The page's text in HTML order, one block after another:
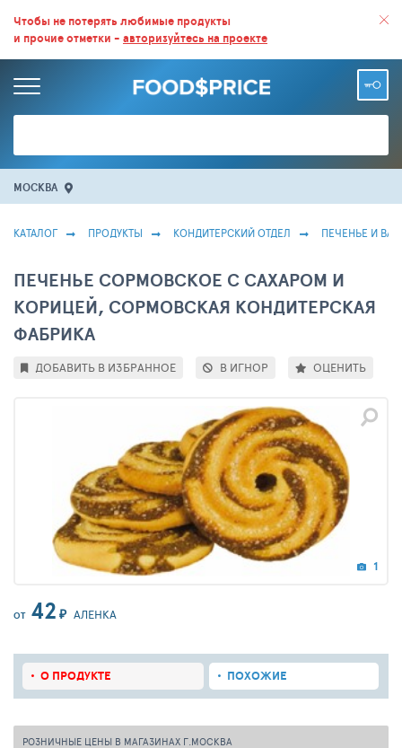
ВСЕ СКИДКИ И ВЫГОДНЫЕ ЦЕНЫ НА ПРОДУКТЫ В МАГАЗИНАХ.
БОЛЬШЕ 100 000 ТОВАРОВ. ЕЖЕДНЕВНОЕ ОБНОВЛЕНИЕ ЦЕН.
Чтобы не потерять любимые продукты
и прочие отметки - авторизуйтесь на проекте
МОСКВА
КАТАЛОГ ПРОДУКТЫ КОНДИТЕРСКИЙ ОТДЕЛ ПЕЧЕНЬЕ И
ПЕЧЕНЬЕ СОРМОВСКОЕ С САХАРОМ И
КОРИЦЕЙ, СОРМОВСКАЯ КОНДИТЕРСКАЯ
ФАБРИКА
1
ОТ 42 ₽ АЛЕНКА
ДОБАВИТЬ В ИЗБРАННОЕ В ИГНОР ОЦЕНИТЬ
О ПРОДУКТЕ ПОХОЖИЕ
РОЗНИЧНЫЕ ЦЕНЫ В МАГАЗИНАХ Г.МОСКВА